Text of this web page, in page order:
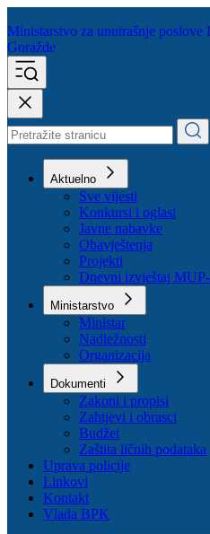
Ministarstvo za unutrašnje poslove
Goražde
Aktuelno
Sve vijesti
Konkursi i oglasi
Javne nabavke
Obavještenja
Projekti
Dnevni izvještaj MUP-a
Ministarstvo
Ministar
Nadležnosti
Organizacija
Dokumenti
Zakoni i propisi
Zahtjevi i obrasci
Budžet
Zaštita ličnih podataka
Uprava policije